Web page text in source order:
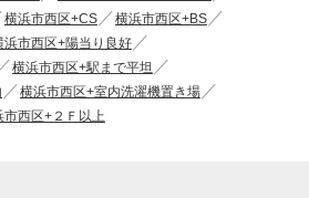
横浜市西区+CS
横浜市西区+BS
浜市西区+陽当り良好
横浜市西区+駅まで平坦
横浜市西区+室内洗濯機置き場
市西区+２Ｆ以上